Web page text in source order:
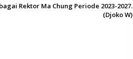
Rektor Ma Chung Periode 2023-2027.
(Djoko W)